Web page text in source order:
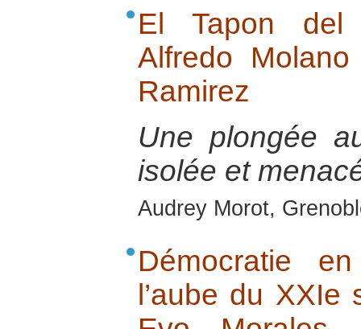
El Tapon del
Alfredo
Ramirez
Une plongée
isolée et
Audrey Morot,
Démocratie
l’aube du